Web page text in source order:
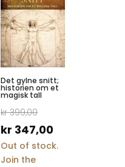
Det gylne snitt;
historien om et
magisk tall
kr399,00
pris
var:
kr 347,00Nåværende
pris
Out of stock.
Join the